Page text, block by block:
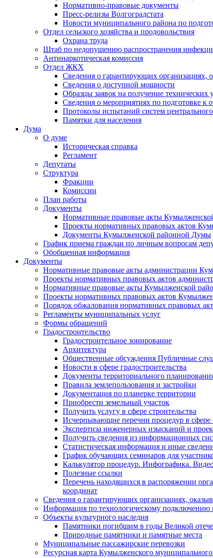
Нормативно-правовые документы
Пресс-релизы Волгоградстата
Новости муниципального района по
Отдел сельского хозяйства и продовольствия
Охрана труда
Штаб по недопущению распространения
Антинаркотическая комиссия
Отдел ЖКХ
Сведения о гарантирующих организациях,
Сведения о доступной мощности
Образцы заявок на получение
Сведения о мероприятиях по подготовке к
Протоколы испытаний систем
Памятки для населения
Дума
О думе
Историческая справка
Регламент
Депутаты
Структура
Фракции
Комиссии
План работы
Документы
Нормативные правовые акты
Проекты нормативных правовых актов
Документы Кумылженской районной Думы
График приема граждан по личным вопросам
Обобщенная информация
Документы
Нормативные правовые акты администрации
Проекты нормативных правовых актов
Нормативные правовые акты Кумылженской
Проекты нормативных правовых актов
Порядок обжалования нормативных правовых
Регламенты муниципальных услуг
Формы обращений
Градостроительство
Градостроительное зонирование
Архитектура
Общественные обсуждения Публичные
Новости в сфере градостроительства
Документы территориального
Правила землепользования и застройки
Документация по планерке территории
Приобрести земельный участок
Получить услугу в сфере строительства
Исчерпывающие перечни процедур в сфере
Экспертиза инженерных изысканий и
Получить сведения из информационных
Статистическая информация и иные
График обучающих семинаров для
Калькулятор процедур. Инфографика.
Полезные ссылки
Перечень находящихся в распоряжении
координат
Сведения о гарантирующих организациях,
Информация по технологическому подключению
Объекты культурного наследия
Памятники погибшим в годы Великой
Природные памятники и памятные места
Муниципальные пассажирские перевозки
Ресурсная карта Кумылженского